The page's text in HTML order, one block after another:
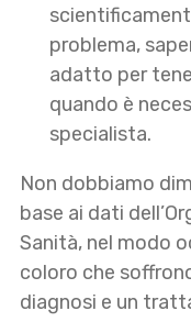
problema,
adatto per
quando è
specialista.
Non dobbiamo
base ai dati
Sanità, nel modo
coloro che
diagnosi e un